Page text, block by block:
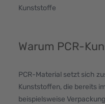
Kunststoffe
Warum PCR-
PCR-Material setzt sich
Kunststoffen, die bereits
beispielsweise